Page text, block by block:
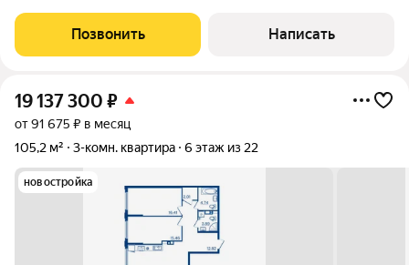
ТЕЛЕВИЗОР на кухню. Жилой комплекс возводится в
Левобережном районе г. Воронежа
Позвонить Написать
19 137 300 ₽
от 91 675 ₽ в месяц
105,2 м²
3-комн. квартира 6 этаж из 22
новостройка